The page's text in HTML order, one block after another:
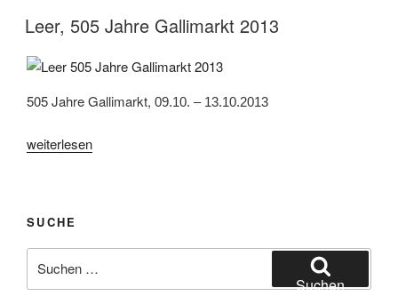
Leer, 505 Jahre Gallimarkt 2013
505 Jahre Gallimarkt, 09.10. – 13.10.2013
„Leer,
2013“
weiterlesen
SUCHE
nach:
Suchen